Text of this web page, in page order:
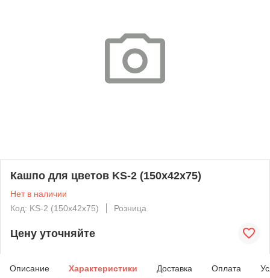
Кашпо для цветов KS-2 (150х42х75)
Нет в наличии
Код: KS-2 (150х42х75)
Розница
Цену уточняйте
Описание Характеристики Доставка Оплата